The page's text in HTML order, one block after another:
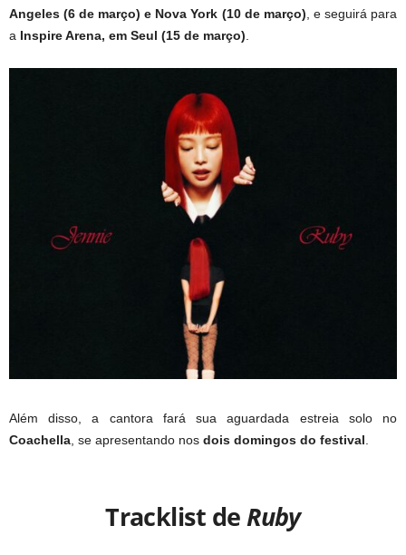
Angeles (6 de março) e Nova York (10 de março) , e seguirá para
a Inspire Arena, em Seul (15 de março)
Além disso, a cantora fará sua aguardada estreia solo no
Coachella, se apresentando nos dois domingos do festival.
Tracklist deRuby